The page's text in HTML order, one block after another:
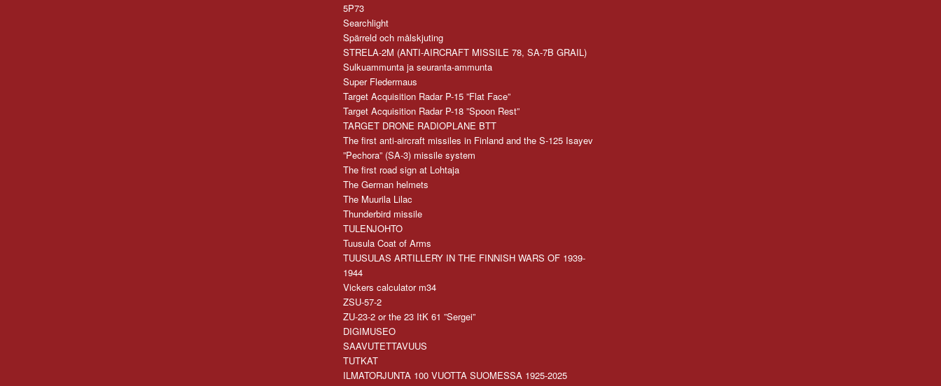
5P73
Searchlight
Spärreld och målskjuting
STRELA-2M (ANTI-AIRCRAFT MISSILE 78, SA-7B GRAIL)
Sulkuammunta ja seuranta-ammunta
Super Fledermaus
Target Acquisition Radar P-15 ”Flat Face”
Target Acquisition Radar P-18 ”Spoon Rest”
TARGET DRONE RADIOPLANE BTT
The first anti-aircraft missiles in Finland and the S-125 Isayev
”Pechora” (SA-3) missile system
The first road sign at Lohtaja
The German helmets
The Muurila Lilac
Thunderbird missile
TULENJOHTO
Tuusula Coat of Arms
TUUSULAS ARTILLERY IN THE FINNISH WARS OF 1939-
1944
Vickers calculator m34
ZSU-57-2
ZU-23-2 or the 23 ItK 61 ”Sergei”
DIGIMUSEO
SAAVUTETTAVUUS
TUTKAT
ILMATORJUNTA 100 VUOTTA SUOMESSA 1925-2025